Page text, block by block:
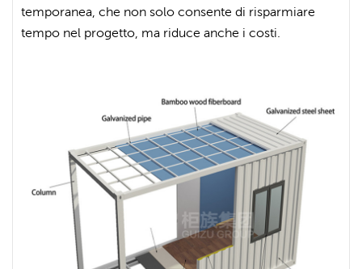
temporanea, che non solo consente di risparmiare
tempo nel progetto, ma riduce anche i costi.